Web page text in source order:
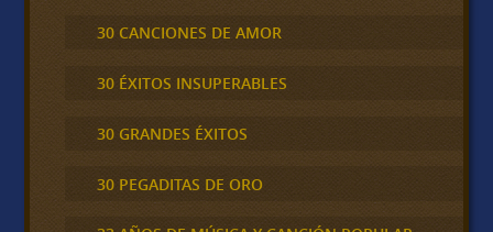
30 CANCIONES DE AMOR
30 ÉXITOS INSUPERABLES
30 GRANDES ÉXITOS
30 PEGADITAS DE ORO